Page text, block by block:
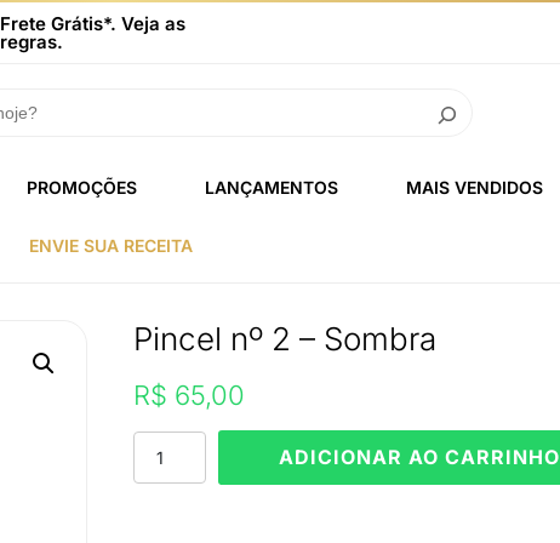
Frete Grátis*. Veja as
regras.
PROMOÇÕES LANÇAMENTOS MAIS VENDIDOS
ENVIE SUA RECEITA
Pincel nº 2 – Sombra
R$ 65,00
ADICIONAR AO CARRINHO